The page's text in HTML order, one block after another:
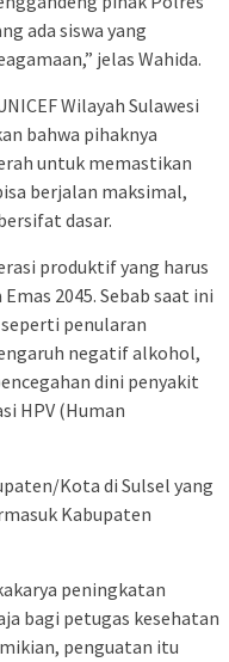
ada siswa yang
jelas Wahida.
Wilayah Sulawesi
bahwa pihaknya
untuk memastikan
berjalan maksimal,
dasar.
produktif yang harus
2045. Sebab saat ini
penularan
negatif alkohol,
dini penyakit
HPV (Human
Kota di Sulsel yang
Kabupaten
peningkatan
bagi petugas kesehatan
penguatan itu